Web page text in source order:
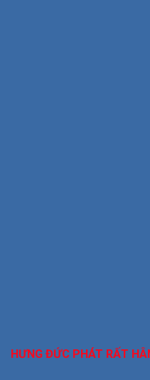
HƯNG ĐỨC PHÁT RẤT